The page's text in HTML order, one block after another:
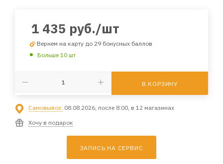
1 435 руб./шт
Вернем на карту до 29 бонусных баллов
Больше 10 шт
В КОРЗИНУ
Самовывоз: 08.08.2026, после 8:00, в 12 магазинах
Хочу в подарок
ЗАПИСЬ НА СЕРВИС